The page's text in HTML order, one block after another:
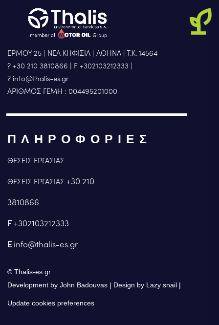
ΕΡΜΟΥ 25 | ΝΕΑ ΚΗΦΙΣΙΑ | ΑΘΗΝΑ | Τ.Κ. 14564
? +30 210 3810866 | F +302103212333 |
? info@thalis-es.gr
ΑΡΙΘΜΟΣ ΓΕΜΗ : 004495201000
ΠΛΗΡΟΦΟΡΙΕΣ
ΘΕΣΕΙΣ ΕΡΓΑΣΙΑΣ
ΘΕΣΕΙΣ ΕΡΓΑΣΙΑΣ +30 210
3810866
F +302103212333
E info@thalis-es.gr
© Thalis-es.gr
Development by John Badouvas
Design by Lazy snail
Update cookies preferences